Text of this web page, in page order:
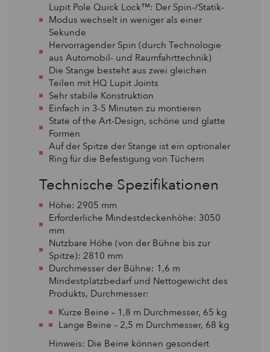
Lupit Pole Quick Lock™: Der Spin-/Statik-
Modus wechselt in weniger als einer
Sekunde
Hervorragender Spin (durch Technologie
aus Automobil- und Raumfahrttechnik)
Die Stange besteht aus zwei gleichen
Teilen mit HQ Lupit Joints
Sehr stabile Konstruktion
Einfach in 3-5 Minuten zu montieren
State of the Art-Design, schöne und glatte
Formen
Auf der Spitze der Stange ist ein optionaler
Ring für die Befestigung von Tüchern
Technische Spezifikationen
Höhe: 2905 mm
Erforderliche Mindestdeckenhöhe: 3050
mm
Nutzbare Höhe (von der Bühne bis zur
Spitze): 2810 mm
Durchmesser der Bühne: 1,6 m
Mindestplatzbedarf und Nettogewicht des
Produkts, Durchmesser:
Kurze Beine – 1,8 m Durchmesser, 65 kg
Lange Beine – 2,5 m Durchmesser, 68 kg
Hinweis: Die Beine können gesondert